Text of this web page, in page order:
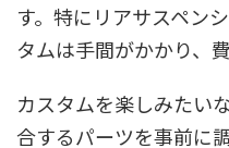
す。特にリアサスペン
タムは手間がかかり、
カスタムを楽しみたい
合するパーツを事前に